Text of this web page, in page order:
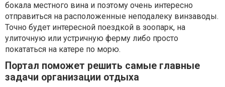
бокала местного вина и поэтому очень интересно
отправиться на расположенные неподалеку винзаводы.
Точно будет интересной поездкой в зоопарк, на
улиточную или устричную ферму либо просто
покататься на катере по морю.
Портал поможет решить самые главные
задачи организации отдыха